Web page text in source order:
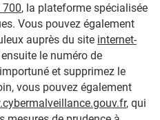
700, la plateforme spécialisée
Vous pouvez également
auprès du site internet-
le numéro de
et supprimez le
vous pouvez également
, qui